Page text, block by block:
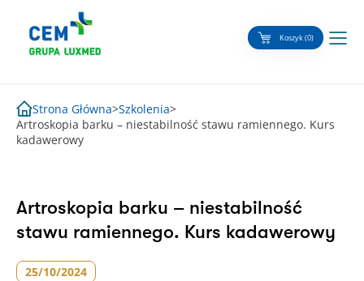
content
Koszyk (0)
Strona Główna>Szkolenia>
Artroskopia barku – niestabilność stawu ramiennego. Kurs
kadawerowy
Artroskopia barku – niestabilność
stawu ramiennego. Kurs kadawerowy
25/10/2024